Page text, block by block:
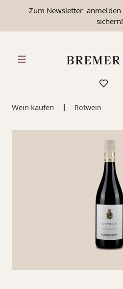
springen
Zum Newsletter anmelden
sichern!
Wein kaufen Rotwein